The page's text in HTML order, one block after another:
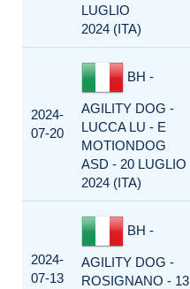
LUGLIO
2024 (ITA)
2024-
07-20
BH -
AGILITY DOG -
LUCCA LU - E
MOTIONDOG
ASD - 20 LUGLIO
2024 (ITA)
2024-
07-13
BH -
AGILITY DOG -
ROSIGNANO - 13